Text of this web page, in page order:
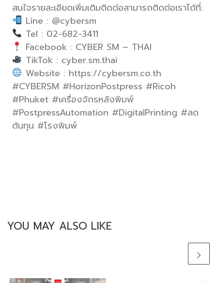
สนใจรายละเอียดเพิ่มเติมติดต่อสามารถติดต่อเราได้ที่:
Line : @cybersm
Tel : 02-682-3411
Facebook : CYBER SM – THAI
TikTok : cyber.sm.thai
Website : https://cybersm.co.th
#CYBERSM #HorizonPostpress #Ricoh
#Phuket #เครื่องจักรหลังพิมพ์
#PostpressAutomation #DigitalPrinting #ลด
ต้นทุน #โรงพิมพ์
YOU MAY ALSO LIKE